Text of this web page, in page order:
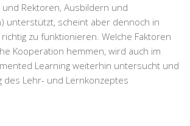
Rektoren, Ausbildern und
unterstützt, scheint aber dennoch in
zu funktionieren. Welche Faktoren
Kooperation hemmen, wird auch im
Learning weiterhin untersucht und
des Lehr- und Lernkonzeptes